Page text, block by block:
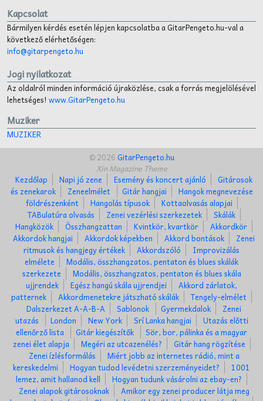
Kapcsolat
Bármilyen kérdés esetén lépjen kapcsolatba a GitarPengeto.hu-val a
következő elérhetőségen:
info@gitarpengeto.hu
Jogi nyilatkozat
Az oldalról minden információ újraközlése, csak a forrás megjelölésével
lehetséges! www.GitarPengeto.hu
Muziker
MUZIKER
© 2026GitarPengeto.hu
Xin Magazine Theme
Kezdőlap
Napi jó zene Esemény és koncert ajánló
Gitárosok
és zenekarok
Zeneelmélet Gitár hangjai
Hangok megnevezése
földrészenként
Hangolás típusok
Kottaolvasás alapjai
TABulatúra olvasás
Zenei vezérlési szerkezetek
Skálák
Hangközök
Összhangzattan Kvintkör, kvartkör
Akkordkör
Akkordok hangjai
Akkordok képekben Akkord bontások
Zenei
ritmusok és hangjegy értékek
Akkordszóló
Improvizálás
elmélete
Modális, összhangzatos, pentaton és blues skálák
szerkezete
Modális, összhangzatos, pentaton és blues skála
ujjrendek
Egész hangú skála ujjrendjei
Akkord zárlatok,
patternek
Akkordmenetekre játszható skálák
Tengely-elmélet
Dalszerkezet A-A-B-A
Sablonok Gyermekdalok
Zenei
utazás
London New York Srí Lanka hangjai
Utazás előtti
ellenőrző lista
Gitár kiegészítők
Sör, bor, pálinka és a magyar
zenei élet alapja
Megéri az utcazenélés?
Gitár hang rögzítése
Zenei ízlésformálás
Miért jobb az internetes rádió, mint a
kereskedelmi
Hogyan tudod levédetni szerzeményeidet?
1001
lemez, amit hallanod kell
Hogyan tudunk vásárolni az ebay-en?
Zenei alapok gitárosoknak
Amikor egy zenei producer látja meg